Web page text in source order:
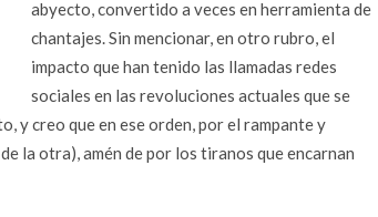
abyecto, convertido a veces en herramienta de
chantajes. Sin mencionar, en otro rubro, el
impacto que han tenido las llamadas redes
sociales en las revoluciones actuales que se
y creo que en ese orden, por el rampante y
la otra), amén de por los tiranos que encarnan